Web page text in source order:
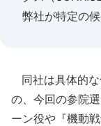
弊社が特定の
同社は具体的
の、今回の参院
ーン役や『機動